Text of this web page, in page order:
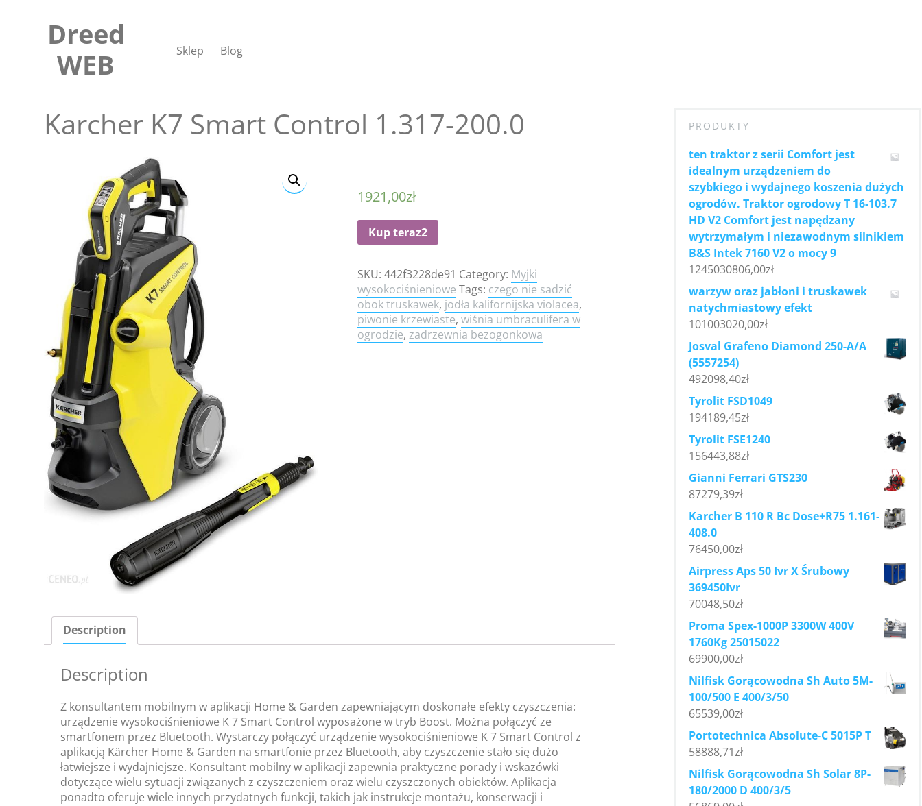
Dreed
WEB
Sklep Blog
Karcher K7 Smart Control 1.317-200.0
1921,00zł
Kup teraz2
SKU: 442f3228de91 Category: Myjki
wysokociśnieniowe Tags: czego nie sadzić
obok truskawek, jodła kalifornijska violacea,
piwonie krzewiaste, wiśnia umbraculifera w
ogrodzie, zadrzewnia bezogonkowa
Description
Description
Z konsultantem mobilnym w aplikacji Home & Garden zapewniającym doskonałe efekty czyszczenia:
urządzenie wysokociśnieniowe K 7 Smart Control wyposażone w tryb Boost. Można połączyć ze
smartfonem przez Bluetooth. Wystarczy połączyć urządzenie wysokociśnieniowe K 7 Smart Control z
aplikacją Kärcher Home & Garden na smartfonie przez Bluetooth, aby czyszczenie stało się dużo
łatwiejsze i wydajniejsze. Konsultant mobilny w aplikacji zapewnia praktyczne porady i wskazówki
dotyczące wielu sytuacji związanych z czyszczeniem oraz wielu czyszczonych obiektów. Aplikacja
ponadto oferuje wiele innych przydatnych funkcji, takich jak instrukcje montażu, konserwacji i
PRODUKTY
ten traktor z serii Comfort jest
idealnym urządzeniem do
szybkiego i wydajnego koszenia dużych
ogrodów. Traktor ogrodowy T 16-103.7
HD V2 Comfort jest napędzany
wytrzymałym i niezawodnym silnikiem
B&S Intek 7160 V2 o mocy 9
1245030806,00zł
warzyw oraz jabłoni i truskawek
natychmiastowy efekt
101003020,00zł
Josval Grafeno Diamond 250-A/A
(5557254)
492098,40zł
Tyrolit FSD1049
194189,45zł
Tyrolit FSE1240
156443,88zł
Gianni Ferrari GTS230
87279,39zł
Karcher B 110 R Bc Dose+R75 1.161-
408.0
76450,00zł
Airpress Aps 50 Ivr X Śrubowy
369450Ivr
70048,50zł
Proma Spex-1000P 3300W 400V
1760Kg 25015022
69900,00zł
Nilfisk Gorącowodna Sh Auto 5M-
100/500 E 400/3/50
65539,00zł
Portotechnica Absolute-C 5015P T
58888,71zł
Nilfisk Gorącowodna Sh Solar 8P-
180/2000 D 400/3/5